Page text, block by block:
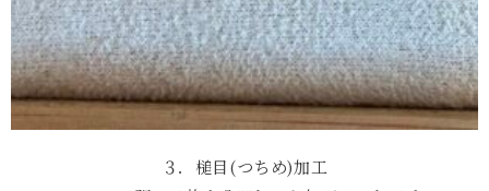
３．槌目(つちめ)加工